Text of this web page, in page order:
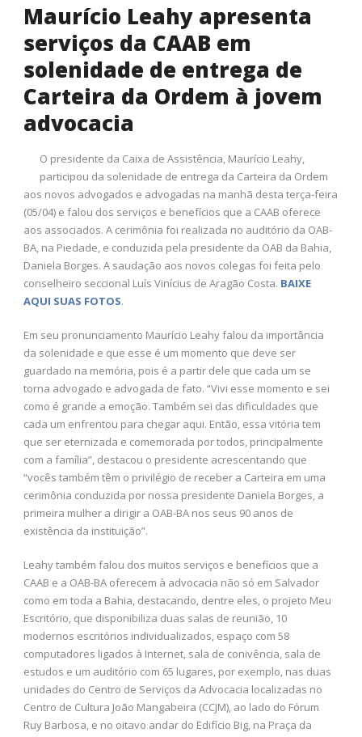
Maurício Leahy apresenta
serviços da CAAB em
solenidade de entrega de
Carteira da Ordem à jovem
advocacia
O presidente da Caixa de Assistência, Maurício Leahy,
participou da solenidade de entrega da Carteira da Ordem
aos novos advogados e advogadas na manhã desta terça-feira
(05/04) e falou dos serviços e benefícios que a CAAB oferece
aos associados. A cerimônia foi realizada no auditório da OAB-
BA, na Piedade, e conduzida pela presidente da OAB da Bahia,
Daniela Borges. A saudação aos novos colegas foi feita pelo
conselheiro seccional Luís Vinícius de Aragão Costa. BAIXE
AQUI SUAS FOTOS.
Em seu pronunciamento Maurício Leahy falou da importância
da solenidade e que esse é um momento que deve ser
guardado na memória, pois é a partir dele que cada um se
torna advogado e advogada de fato. “Vivi esse momento e sei
como é grande a emoção. Também sei das dificuldades que
cada um enfrentou para chegar aqui. Então, essa vitória tem
que ser eternizada e comemorada por todos, principalmente
com a família”, destacou o presidente acrescentando que
“vocês também têm o privilégio de receber a Carteira em uma
cerimônia conduzida por nossa presidente Daniela Borges, a
primeira mulher a dirigir a OAB-BA nos seus 90 anos de
existência da instituição”.
Leahy também falou dos muitos serviços e benefícios que a
CAAB e a OAB-BA oferecem à advocacia não só em Salvador
como em toda a Bahia, destacando, dentre eles, o projeto Meu
Escritório, que disponibiliza duas salas de reunião, 10
modernos escritórios individualizados, espaço com 58
computadores ligados à Internet, sala de conivência, sala de
estudos e um auditório com 65 lugares, por exemplo, nas duas
unidades do Centro de Serviços da Advocacia localizadas no
Centro de Cultura João Mangabeira (CCJM), ao lado do Fórum
Ruy Barbosa, e no oitavo andar do Edifício Big, na Praça da